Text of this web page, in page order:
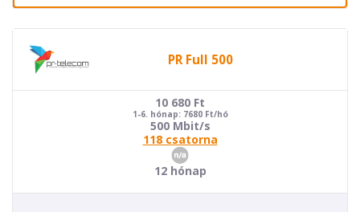
PR Full 500
10 680 Ft
1-6. hónap: 7680 Ft/hó
500 Mbit/s
118 csatorna
12 hónap